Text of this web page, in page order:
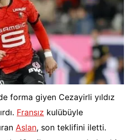
forma giyen Cezayirli yıldız
Fransız kulübüyle
Aslan, son teklifini iletti.